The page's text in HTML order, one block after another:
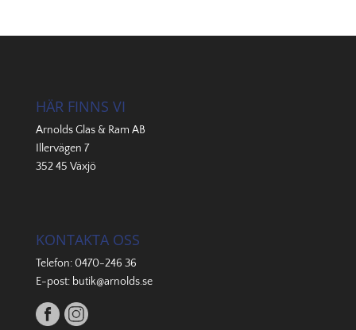
HÄR FINNS VI
Arnolds Glas & Ram AB
Illervägen 7
352 45 Växjö
KONTAKTA OSS
Telefon:0470-246 36
E-post: butik@arnolds.se